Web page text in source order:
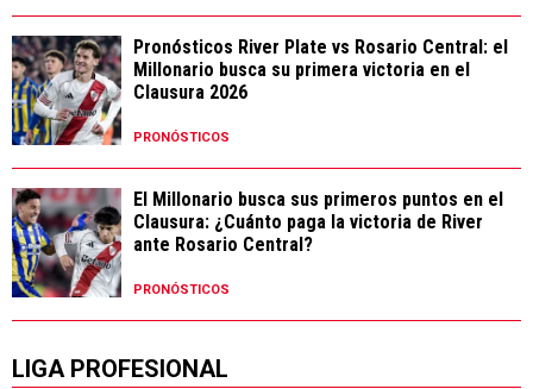
Pronósticos River Plate vs Rosario Central: el
Millonario busca su primera victoria en el
Clausura 2026
PRONÓSTICOS
El Millonario busca sus primeros puntos en el
Clausura: ¿Cuánto paga la victoria de River
ante Rosario Central?
PRONÓSTICOS
LIGA PROFESIONAL